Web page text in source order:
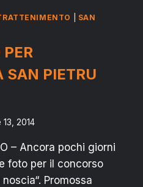
SAN
SAN PIETRU
2014
– Ancora pochi giorni
foto per il concorso
Promossa